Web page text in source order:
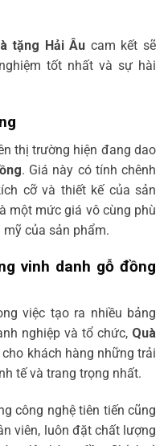
tặng Hải Âu cam kết sẽ
tốt nhất và sự hài
thị trường hiện đang dao
. Giá này có tính chênh
cỡ và thiết kế của sản
một mức giá vô cùng phù
của sản phẩm.
vinh danh gỗ đồng
việc tạo ra nhiều bảng
nghiệp và tổ chức, Quà
khách hàng những trải
tế và trang trọng nhất.
công nghệ tiên tiến cũng
viên, luôn đặt chất lượng